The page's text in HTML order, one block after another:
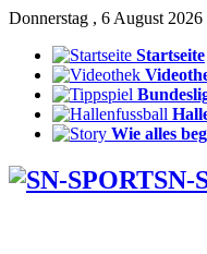
Donnerstag , 6 August 2026
Startseite
Wie alles
SN-